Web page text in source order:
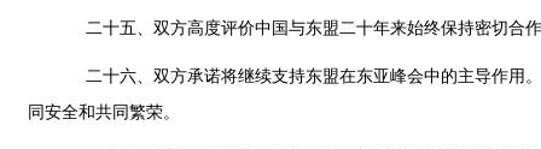
二十五、双方高度评价中国与东盟二十年来始终保持密切合
二十六、双方承诺将继续支持东盟在东亚峰会中的主导作用
同安全和共同繁荣。